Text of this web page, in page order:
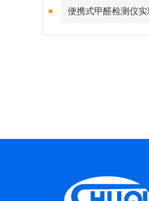
质分析仪
便携式甲醛检测仪实
对室内空气中甲醛的